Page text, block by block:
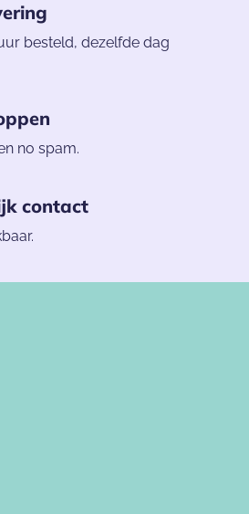
besteld, dezelfde dag
no spam.
contact